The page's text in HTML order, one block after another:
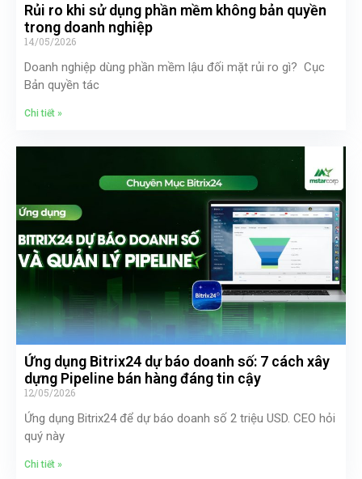
Rủi ro khi sử dụng phần mềm không bản quyền
trong doanh nghiệp
14/05/2026
Doanh nghiệp dùng phần mềm lậu đối mặt rủi ro gì? Cục
Bản quyền tác
Chi tiết »
Ứng dụng Bitrix24 dự báo doanh số: 7 cách xây
dựng Pipeline bán hàng đáng tin cậy
12/05/2026
Ứng dụng Bitrix24 để dự báo doanh số 2 triệu USD. CEO hỏi
quý này
Chi tiết »